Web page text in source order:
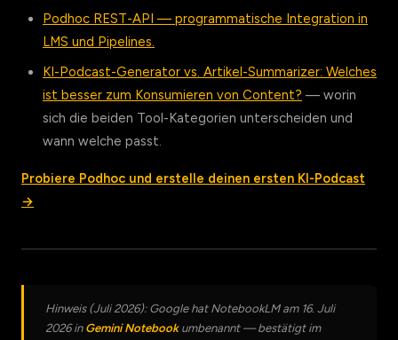
Podhoc REST-API — programmatische Integration in
LMS und Pipelines.
KI-Podcast-Generator vs. Artikel-Summarizer: Welches
ist besser zum Konsumieren von Content? — worin
sich die beiden Tool-Kategorien unterscheiden und
wann welche passt.
Probiere Podhoc und erstelle deinen ersten KI-Podcast
→
Hinweis (Juli 2026): Google hat NotebookLM am 16. Juli
2026 in Gemini Notebookumbenannt — bestätigt im